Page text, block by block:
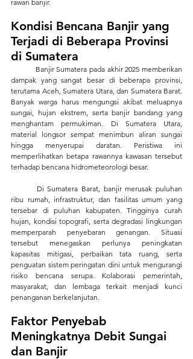
rawan banjir.
Kondisi Bencana Banjir yang
Terjadi di Beberapa Provinsi
di Sumatera
dampak yang sangat besar di beberapa provinsi,
terutama Aceh, Sumatera Utara, dan Sumatera Barat.
Banyak warga harus mengungsi akibat meluapnya
sungai, hujan ekstrem, serta banjir bandang yang
menghantam permukiman. Di Sumatera Utara,
material longsor sempat menimbun aliran sungai
hingga menyerupai daratan. Peristiwa ini
memperlihatkan betapa rawannya kawasan tersebut
terhadap bencana hidrometeorologi besar.
ribu rumah, infrastruktur, dan fasilitas umum yang
tersebar di puluhan kabupaten. Tingginya curah
hujan, kondisi topografi, serta degradasi lingkungan
memperparah penyebaran genangan. Situasi
tersebut menegaskan perlunya peningkatan
kapasitas mitigasi, perbaikan tata ruang, serta
penguatan sistem peringatan dini untuk mengurangi
risiko bencana serupa. Kolaborasi pemerintah,
masyarakat, dan lembaga terkait menjadi kunci
penanganan berkelanjutan.
Faktor Penyebab
Meningkatnya Debit Sungai
dan Banjir